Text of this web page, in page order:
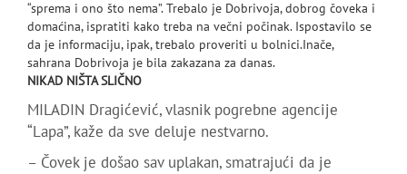
“sprema i ono što nema”. Trebalo je Dobrivoja, dobrog čoveka i
domaćina, ispratiti kako treba na večni počinak. Ispostavilo se
da je informaciju, ipak, trebalo proveriti u bolnici.Inače,
sahrana Dobrivoja je bila zakazana za danas.
NIKAD NIŠTA SLIČNO
MILADIN Dragićević, vlasnik pogrebne agencije
“Lapa”, kaže da sve deluje nestvarno.
– Čovek je došao sav uplakan, smatrajući da je